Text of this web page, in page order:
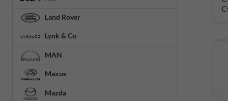
Land Rover
Lynk & Co
MAN
Maxus
Mazda